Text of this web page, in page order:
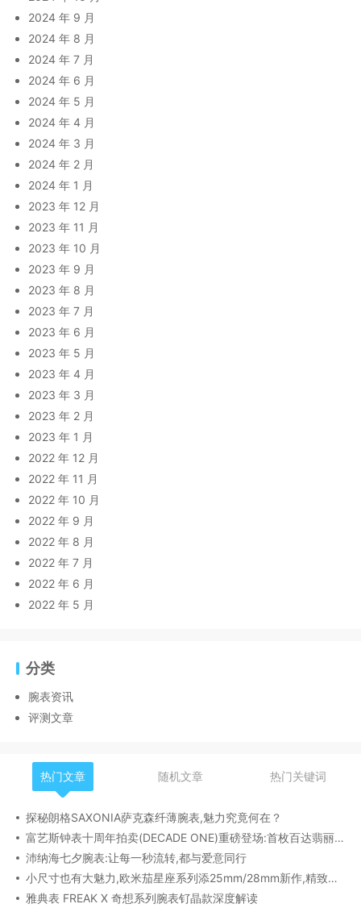
2024 年 9 月
2024 年 8 月
2024 年 7 月
2024 年 6 月
2024 年 5 月
2024 年 4 月
2024 年 3 月
2024 年 2 月
2024 年 1 月
2023 年 12 月
2023 年 11 月
2023 年 10 月
2023 年 9 月
2023 年 8 月
2023 年 7 月
2023 年 6 月
2023 年 5 月
2023 年 4 月
2023 年 3 月
2023 年 2 月
2023 年 1 月
2022 年 12 月
2022 年 11 月
2022 年 10 月
2022 年 9 月
2022 年 8 月
2022 年 7 月
2022 年 6 月
2022 年 5 月
分类
腕表资讯
评测文章
热门文章 随机文章 热门关键词
探秘朗格SAXONIA萨克森纤薄腕表,魅力究竟何在？
富艺斯钟表十周年拍卖(DECADE ONE)重磅登场:首枚百达翡丽1518精钢腕表领衔呈献
沛纳海七夕腕表:让每一秒流转,都与爱意同行
小尺寸也有大魅力,欧米茄星座系列添25mm/28mm新作,精致感拉满
雅典表 FREAK X 奇想系列腕表钌晶款深度解读​